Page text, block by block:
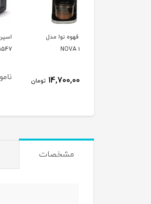
اسپرسوساز فیلیپس مدل
PHILIPS EP5547
ناموجود
مشخصات